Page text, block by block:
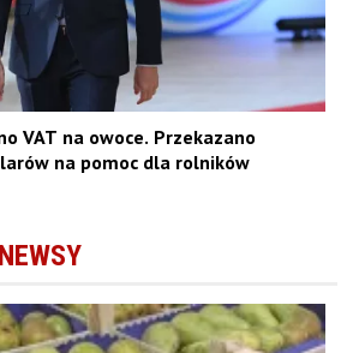
VAT na owoce. Przekazano
na pomoc dla rolników